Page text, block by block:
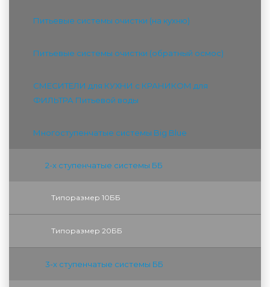
Питьевые системы очистки (на кухню)
Питьевые системы очистки (обратный осмос)
СМЕСИТЕЛИ для КУХНИ с КРАНИКОМ для
ФИЛЬТРА Питьевой воды
Многоступенчатые системы Big Blue
2-х ступенчатые системы ББ
Типоразмер 10ББ
Типоразмер 20ББ
3-х ступенчатые системы ББ